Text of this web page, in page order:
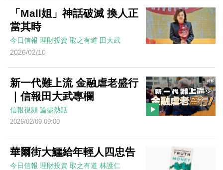
「Mall姐」神話破滅 換人正
當其時
今日信報 理財投資 取之有道 田大武
2026/02/10
新一代難上流 金融虐老盛行
｜信報田大武專欄
信報視頻 論盡熱話
2026/02/09 09:00
華爾街大鱷給年輕人四忠告
今日信報 理財投資 取之有道 林護仁